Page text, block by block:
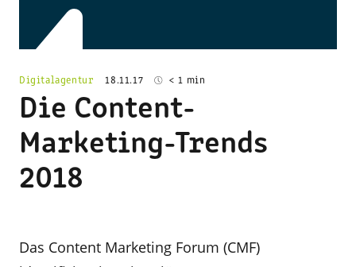
Digitalagentur 18.11.17 < 1 min
Die Content-
Marketing-Trends
2018
Das Content Marketing Forum (CMF)